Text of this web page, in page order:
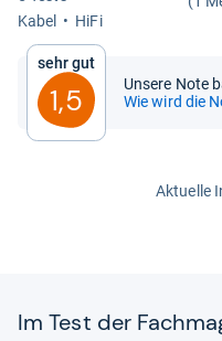
Kabel
HiFi
Sehr gut
1,5
Unsere Note
Wie wird die
Aktuelle
Im Test der